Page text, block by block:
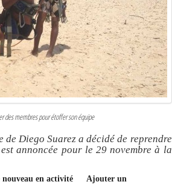
des membres pour étoffer son équipe
Diego Suarez a décidé de reprendre
annoncée pour le 29 novembre à la
en activité
Ajouter un